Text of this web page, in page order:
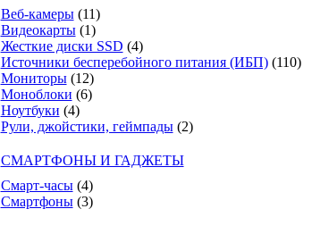
Веб-камеры (11)
Видеокарты (1)
Жесткие диски SSD (4)
Источники бесперебойного питания (ИБП) (110)
Мониторы (12)
Моноблоки (6)
Ноутбуки (4)
Рули, джойстики, геймпады (2)
СМАРТФОНЫ И ГАДЖЕТЫ
Смарт-часы (4)
Смартфоны (3)